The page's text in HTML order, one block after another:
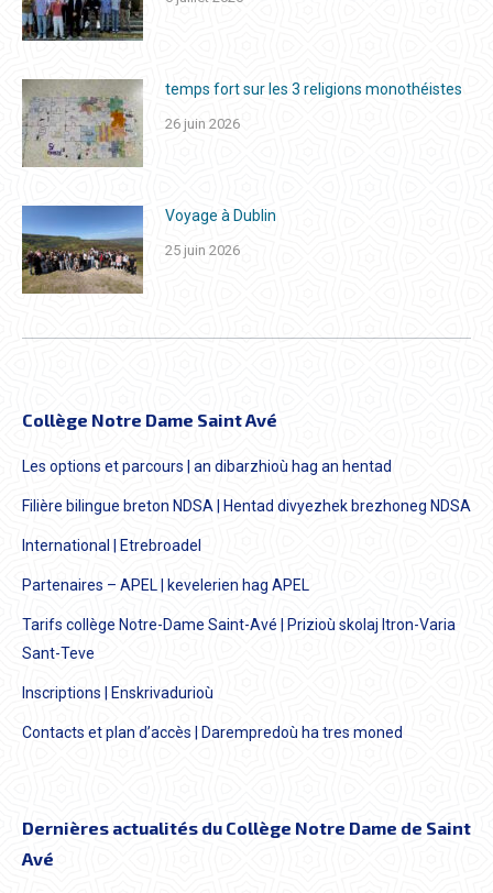
temps fort sur les 3 religions monothéistes
26 juin 2026
Voyage à Dublin
25 juin 2026
Collège Notre Dame Saint Avé
Les options et parcours | an dibarzhioù hag an hentad
Filière bilingue breton NDSA | Hentad divyezhek brezhoneg NDSA
International | Etrebroadel
Partenaires – APEL | kevelerien hag APEL
Tarifs collège Notre-Dame Saint-Avé | Prizioù skolaj Itron-Varia
Sant-Teve
Inscriptions | Enskrivadurioù
Contacts et plan d’accès | Darempredoù ha tres moned
Dernières actualités du Collège Notre Dame de Saint
Avé